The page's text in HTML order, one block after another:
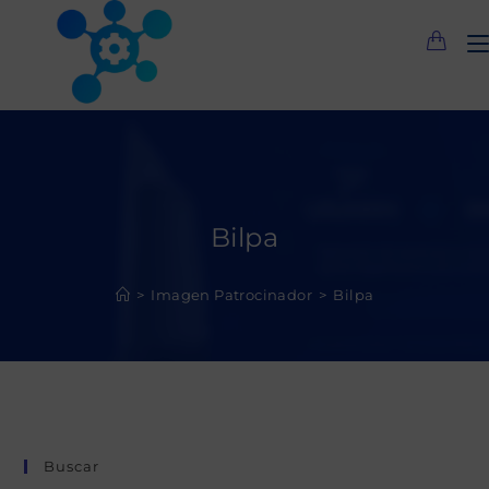
Bilpa
> Imagen Patrocinador > Bilpa
Buscar